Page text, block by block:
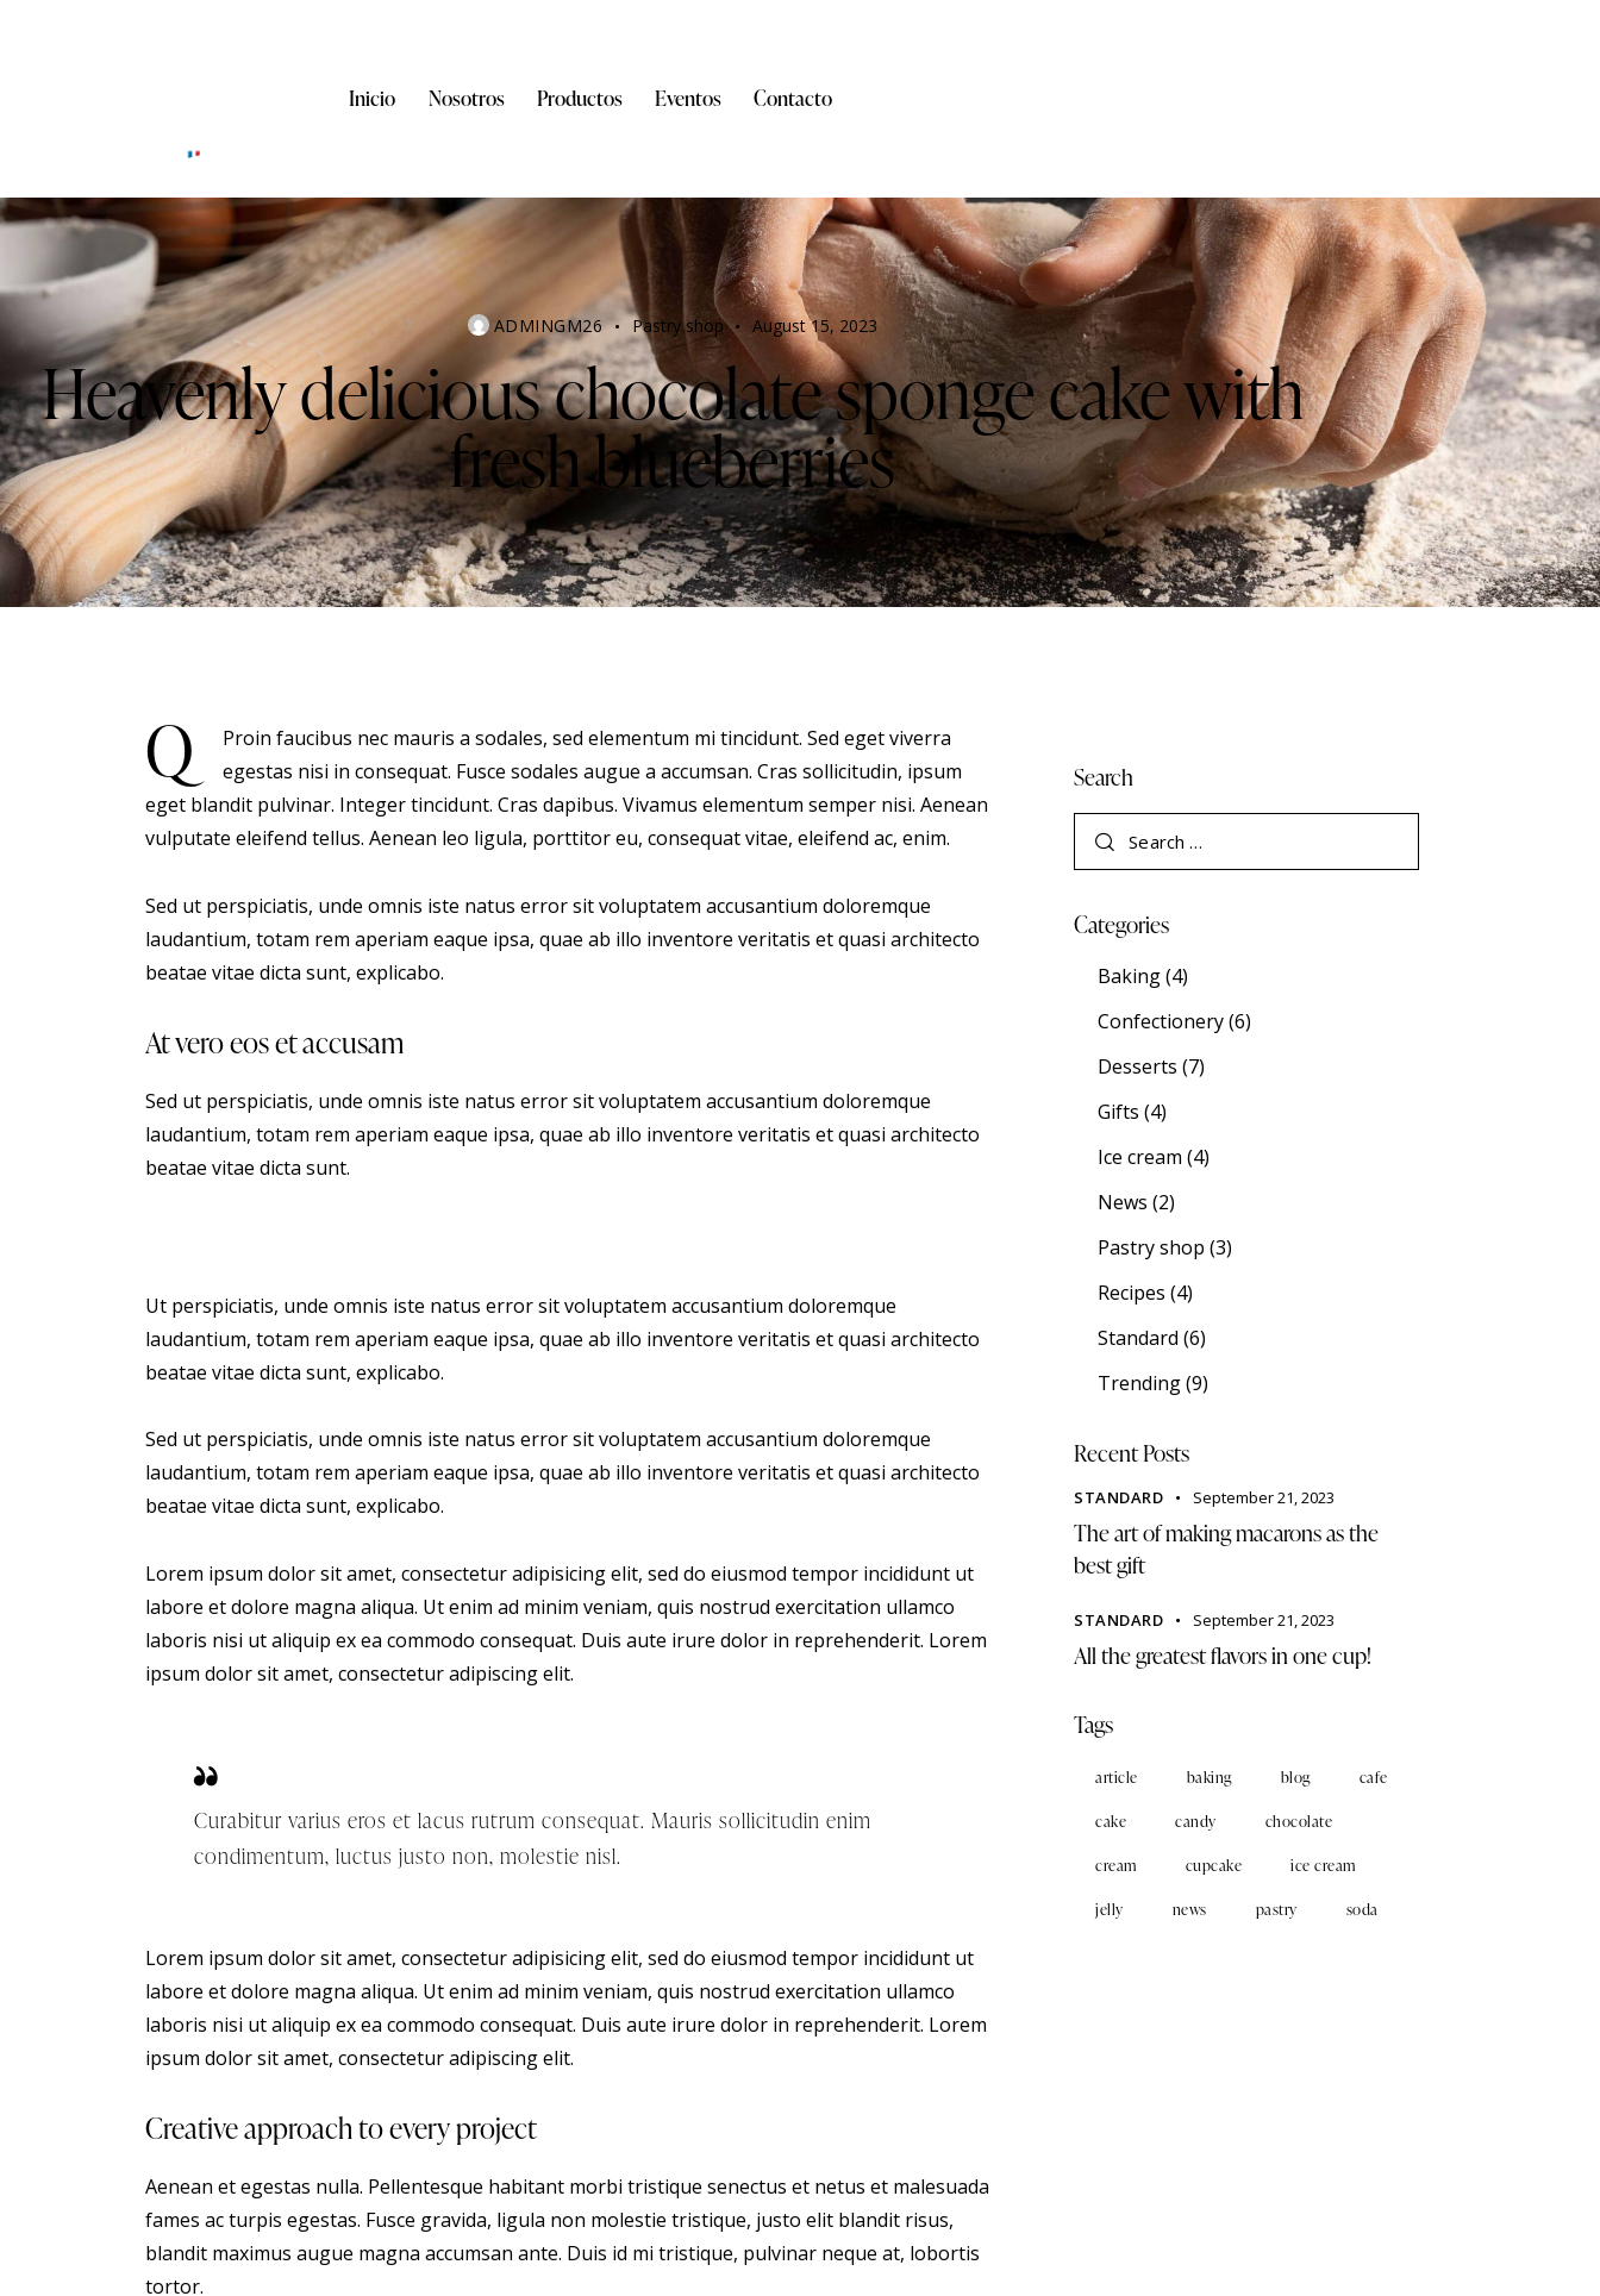
Inicio Nosotros Productos Eventos Contacto
ADMINGM26 Pastry shop August 15, 2023
Heavenly delicious chocolate sponge cake with
fresh blueberries
Q
Proin faucibus nec mauris a sodales, sed elementum mi tincidunt. Sed eget viverra
egestas nisi in consequat. Fusce sodales augue a accumsan. Cras sollicitudin, ipsum
eget blandit pulvinar. Integer tincidunt. Cras dapibus. Vivamus elementum semper nisi. Aenean
vulputate eleifend tellus. Aenean leo ligula, porttitor eu, consequat vitae, eleifend ac, enim.
Sed ut perspiciatis, unde omnis iste natus error sit voluptatem accusantium doloremque
laudantium, totam rem aperiam eaque ipsa, quae ab illo inventore veritatis et quasi architecto
beatae vitae dicta sunt, explicabo.
At vero eos et accusam
Sed ut perspiciatis, unde omnis iste natus error sit voluptatem accusantium doloremque
laudantium, totam rem aperiam eaque ipsa, quae ab illo inventore veritatis et quasi architecto
beatae vitae dicta sunt.
Ut perspiciatis, unde omnis iste natus error sit voluptatem accusantium doloremque
laudantium, totam rem aperiam eaque ipsa, quae ab illo inventore veritatis et quasi architecto
beatae vitae dicta sunt, explicabo.
Sed ut perspiciatis, unde omnis iste natus error sit voluptatem accusantium doloremque
laudantium, totam rem aperiam eaque ipsa, quae ab illo inventore veritatis et quasi architecto
beatae vitae dicta sunt, explicabo.
Lorem ipsum dolor sit amet, consectetur adipisicing elit, sed do eiusmod tempor incididunt ut
labore et dolore magna aliqua. Ut enim ad minim veniam, quis nostrud exercitation ullamco
laboris nisi ut aliquip ex ea commodo consequat. Duis aute irure dolor in reprehenderit. Lorem
ipsum dolor sit amet, consectetur adipiscing elit.
Curabitur varius eros et lacus rutrum consequat. Mauris sollicitudin enim
condimentum, luctus justo non, molestie nisl.
Lorem ipsum dolor sit amet, consectetur adipisicing elit, sed do eiusmod tempor incididunt ut
labore et dolore magna aliqua. Ut enim ad minim veniam, quis nostrud exercitation ullamco
laboris nisi ut aliquip ex ea commodo consequat. Duis aute irure dolor in reprehenderit. Lorem
ipsum dolor sit amet, consectetur adipiscing elit.
Creative approach to every project
Aenean et egestas nulla. Pellentesque habitant morbi tristique senectus et netus et malesuada
fames ac turpis egestas. Fusce gravida, ligula non molestie tristique, justo elit blandit risus,
blandit maximus augue magna accumsan ante. Duis id mi tristique, pulvinar neque at, lobortis
tortor.
Search
Categories
Baking(4)
Confectionery(6)
Desserts (7)
Gifts (4)
Ice cream (4)
News (2)
Pastry shop (3)
Recipes (4)
Standard (6)
Trending(9)
Recent Posts
STANDARD September 21, 2023
The art of making macarons as the
best gift
STANDARD September 21, 2023
All the greatest flavors in one cup!
Tags
article baking blog cafe
cake candy chocolate
cream cupcake ice cream
jelly news pastry soda